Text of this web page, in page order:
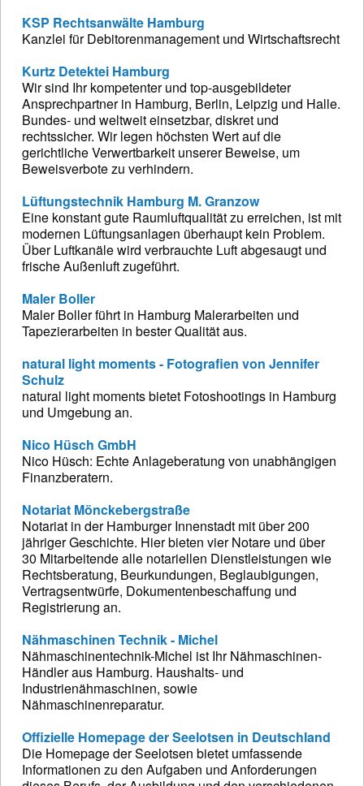
KSP Rechtsanwälte Hamburg
Kanzlei für Debitorenmanagement und Wirtschaftsrecht
Kurtz Detektei Hamburg
Wir sind Ihr kompetenter und top-ausgebildeter
Ansprechpartner in Hamburg, Berlin, Leipzig und Halle.
Bundes- und weltweit einsetzbar, diskret und
rechtssicher. Wir legen höchsten Wert auf die
gerichtliche Verwertbarkeit unserer Beweise, um
Beweisverbote zu verhindern.
Lüftungstechnik Hamburg M. Granzow
Eine konstant gute Raumluftqualität zu erreichen, ist mit
modernen Lüftungsanlagen überhaupt kein Problem.
Über Luftkanäle wird verbrauchte Luft abgesaugt und
frische Außenluft zugeführt.
Maler Boller
Maler Boller führt in Hamburg Malerarbeiten und
Tapezierarbeiten in bester Qualität aus.
natural light moments - Fotografien von Jennifer
Schulz
natural light moments bietet Fotoshootings in Hamburg
und Umgebung an.
Nico Hüsch GmbH
Nico Hüsch: Echte Anlageberatung von unabhängigen
Finanzberatern.
Notariat Mönckebergstraße
Notariat in der Hamburger Innenstadt mit über 200
jähriger Geschichte. Hier bieten vier Notare und über
30 Mitarbeitende alle notariellen Dienstleistungen wie
Rechtsberatung, Beurkundungen, Beglaubigungen,
Vertragsentwürfe, Dokumentenbeschaffung und
Registrierung an.
Nähmaschinen Technik - Michel
Nähmaschinentechnik-Michel ist Ihr Nähmaschinen-
Händler aus Hamburg. Haushalts- und
Industrienähmaschinen, sowie
Nähmaschinenreparatur.
Offizielle Homepage der Seelotsen in Deutschland
Die Homepage der Seelotsen bietet umfassende
Informationen zu den Aufgaben und Anforderungen